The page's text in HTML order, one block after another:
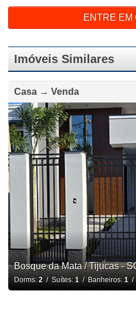
ENTRE EM
Imóveis Similares
Casa → Venda
Bosque da Mata / Tijucas -
Dorms: 2/ Suítes: 1/ Banheiros: 1/